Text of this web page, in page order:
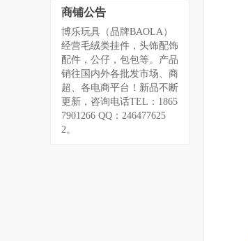
商铺公告
博乐玩具（品牌BAOLA）
经营毛绒类挂件，头饰配饰
配件，公仔，包包等。产品
销往国内外各批发市场、商
超、各电商平台！新品不断
更新，咨询电话TEL：1865
7901266 QQ：246477625
2。